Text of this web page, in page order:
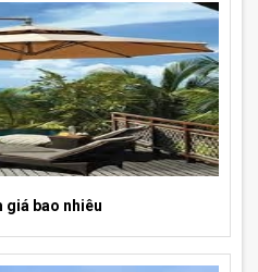
giá bao nhiêu